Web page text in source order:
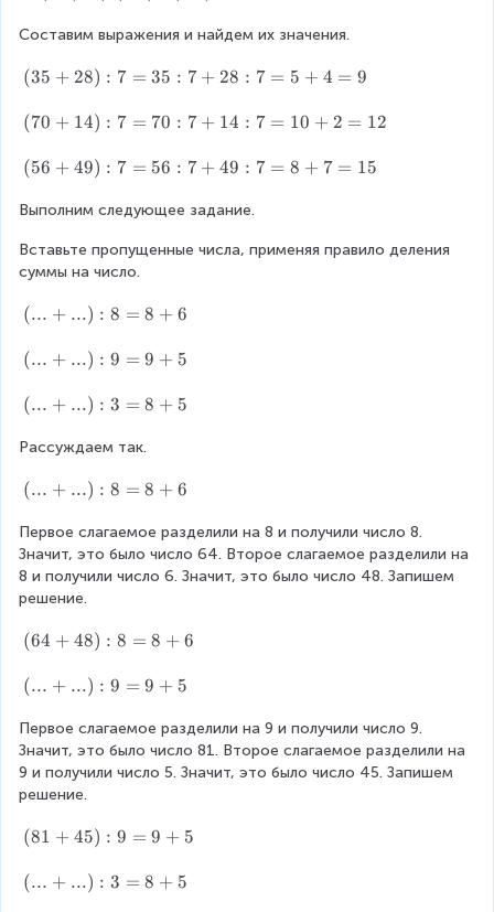
8
1
,
,
7
5
6
,
4
9
,
6
3
,
2
6
,
7
0
,
8
1
,
,
6
,
4
9
6
,
0
Составим выражения и найдем их значения.
(
5
2
)
7
=
5
7
2
:
=
+
4
=
9
(35 + 28) : 7 = 35 : 7 + 28 : 7 = 5 + 4 = 9
(
0
1
)
:
=
0
7
1
:
=
1
0
+
2
=
1
2
(70 + 14) : 7 = 70 : 7 + 14 : 7 = 10 + 2 = 12
(
6
4
9
:
=
6
7
+
4
:
7
=
8
+
7
=
1
5
(56 + 49) : 7 = 56 : 7 + 49 : 7 = 8 + 7 = 15
Выполним следующее задание.
Вставьте пропущенные числа, применяя правило деления
суммы на число.
(.
+
.)
8
8
6
(... + ...) : 8 = 8 + 6
(.
+
.)
9
9
+
5
(... + ...) : 9 = 9 + 5
(.
+
.)
3
=
8
+
(... + ...) : 3 = 8 + 5
Рассуждаем так.
(.
+
..
.)
:
=
+
(... + ...) : 8 = 8 + 6
Первое слагаемое разделили на 8 и получили число 8.
Значит, это было число 64. Второе слагаемое разделили на
8 и получили число 6. Значит, это было число 48. Запишем
решение.
(
4
4
8
)
:
=
+
(64 + 48) : 8 = 8 + 6
(.
+
..
.)
:
=
+
(... + ...) : 9 = 9 + 5
Первое слагаемое разделили на 9 и получили число 9.
Значит, это было число 81. Второе слагаемое разделили на
9 и получили число 5. Значит, это было число 45. Запишем
решение.
(
1
(81 + 45) : 9 = 9 + 5
(.
(... + ...) : 3 = 8 + 5